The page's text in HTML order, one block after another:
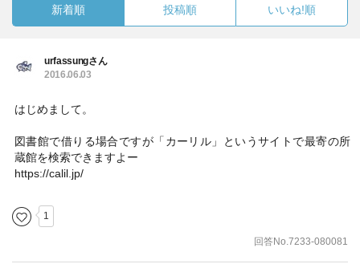
新着順 投稿順 いいね!順
urfassungさん
2016.06.03
はじめまして。
図書館で借りる場合ですが「カーリル」というサイトで最寄の所
蔵館を検索できますよー
https://calil.jp/
1
回答No.7233-080081